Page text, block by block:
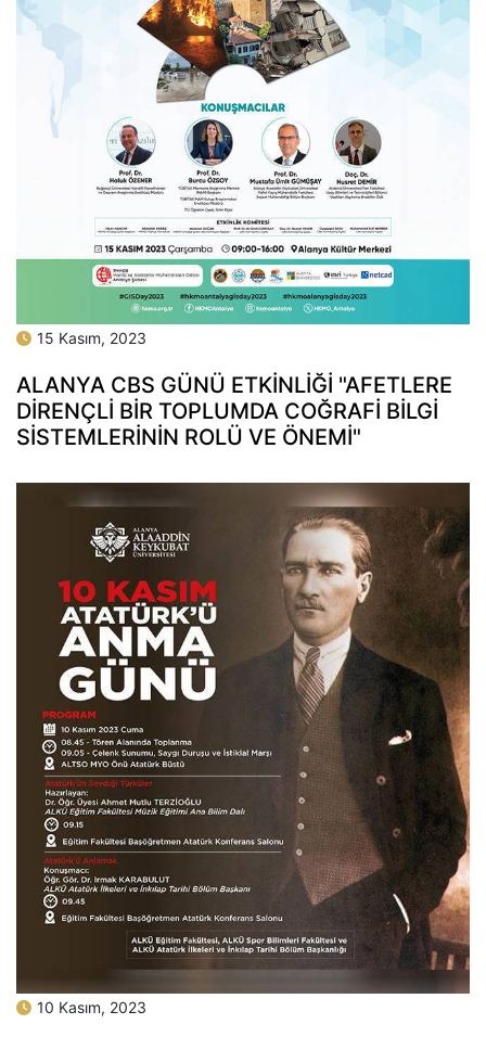
15 Kasım, 2023
ALANYA CBS GÜNÜ ETKİNLİĞİ "AFETLERE
DİRENÇLİ BİR TOPLUMDA COĞRAFİ BİLGİ
SİSTEMLERİNİN ROLÜ VE ÖNEMİ"
10 Kasım, 2023